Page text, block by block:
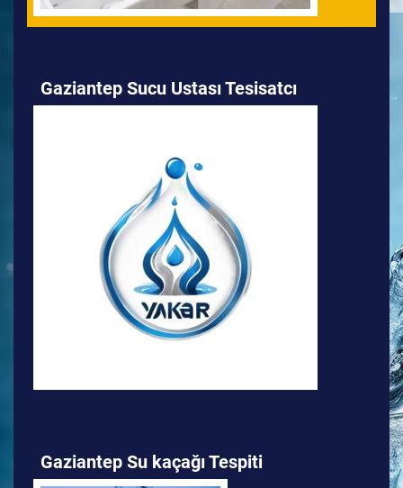
Gaziantep Sucu Ustası Tesisatcı
Gaziantep Su kaçağı Tespiti